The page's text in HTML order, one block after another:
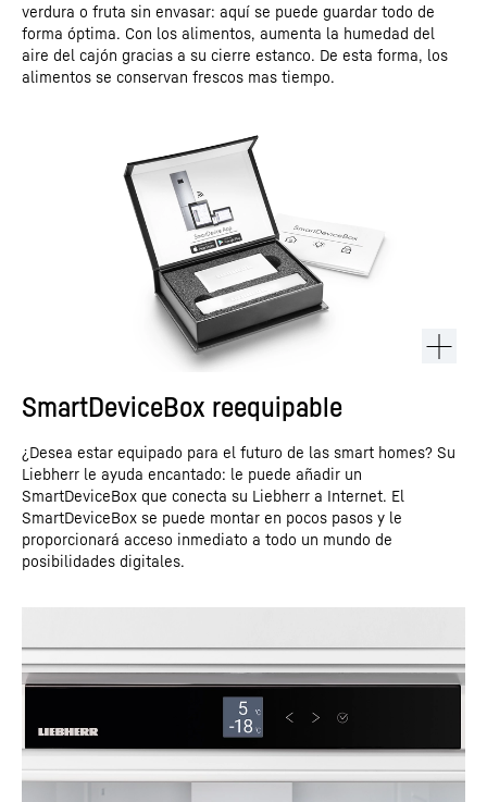
verdura o fruta sin envasar: aquí se puede guardar todo de
forma óptima. Con los alimentos, aumenta la humedad del
aire del cajón gracias a su cierre estanco. De esta forma, los
alimentos se conservan frescos mas tiempo.
SmartDeviceBox reequipable
¿Desea estar equipado para el futuro de las smart homes? Su
Liebherr le ayuda encantado: le puede añadir un
SmartDeviceBox que conecta su Liebherr a Internet. El
SmartDeviceBox se puede montar en pocos pasos y le
proporcionará acceso inmediato a todo un mundo de
posibilidades digitales.